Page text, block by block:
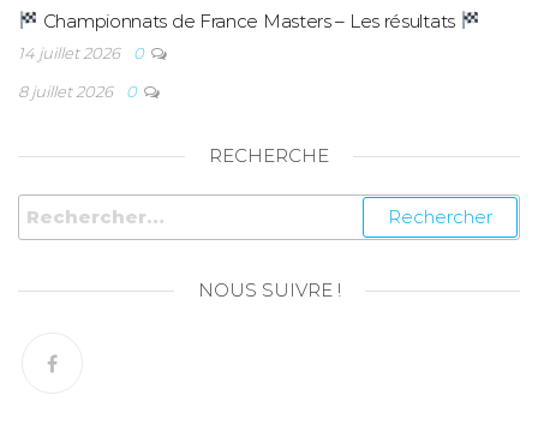
Championnats de France Masters – Les résultats
14 juillet 2026
0
8 juillet 2026
0
RECHERCHE
NOUS SUIVRE !